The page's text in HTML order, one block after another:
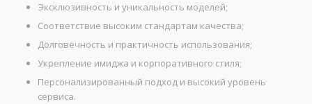
Эксклюзивность и уникальность моделей;
Соответствие высоким стандартам качества;
Долговечность и практичность использования;
Укрепление имиджа и корпоративного стиля;
Персонализированный подход и высокий уровень
сервиса.